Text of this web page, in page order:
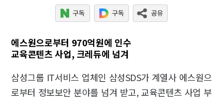
에스원으로부터 970억원에 인수
교육콘텐츠 사업, 크레듀에 넘겨
삼성그룹 IT서비스 업체인 삼성SDS가 계열사 에스원으
로부터 정보보안 분야를 넘겨 받고, 교육콘텐츠 사업 부